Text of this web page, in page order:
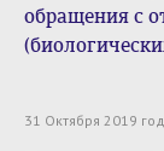
обращения с
31 Октября 2019